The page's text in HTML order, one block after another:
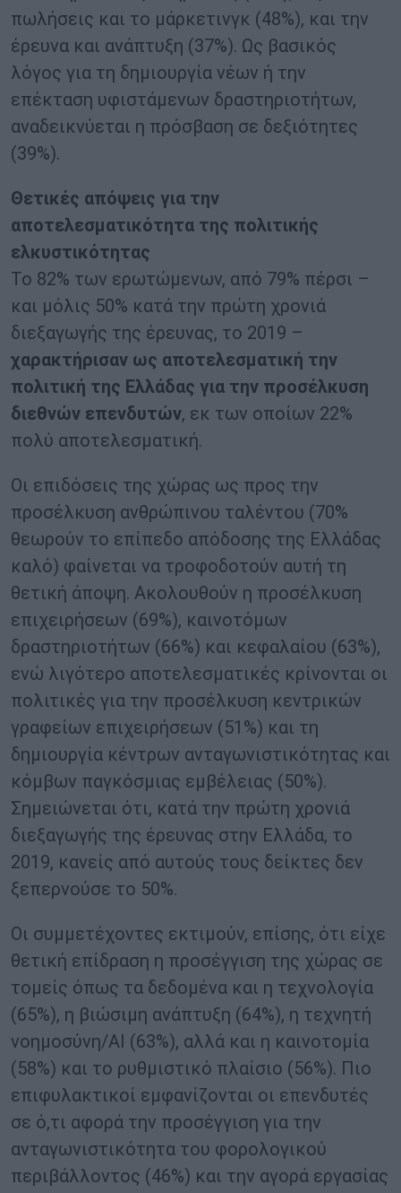
πωλήσεις και το μάρκετινγκ (48%), και την
έρευνα και ανάπτυξη (37%). Ως βασικός
λόγος για τη δημιουργία νέων ή την
επέκταση υφιστάμενων δραστηριοτήτων,
αναδεικνύεται η πρόσβαση σε δεξιότητες
(39%).
Θετικές απόψεις για την
αποτελεσματικότητα της πολιτικής
ελκυστικότητας
Το 82% των ερωτώμενων, από 79% πέρσι –
και μόλις 50% κατά την πρώτη χρονιά
διεξαγωγής της έρευνας, το 2019 –
χαρακτήρισαν ως αποτελεσματική την
πολιτική της Ελλάδας για την προσέλκυση
διεθνών επενδυτών, εκ των οποίων 22%
πολύ αποτελεσματική.
Οι επιδόσεις της χώρας ως προς την
προσέλκυση ανθρώπινου ταλέντου (70%
θεωρούν το επίπεδο απόδοσης της Ελλάδας
καλό) φαίνεται να τροφοδοτούν αυτή τη
θετική άποψη. Ακολουθούν η προσέλκυση
επιχειρήσεων (69%), καινοτόμων
δραστηριοτήτων (66%) και κεφαλαίου (63%),
ενώ λιγότερο αποτελεσματικές κρίνονται οι
πολιτικές για την προσέλκυση κεντρικών
γραφείων επιχειρήσεων (51%) και τη
δημιουργία κέντρων ανταγωνιστικότητας και
κόμβων παγκόσμιας εμβέλειας (50%).
Σημειώνεται ότι, κατά την πρώτη χρονιά
διεξαγωγής της έρευνας στην Ελλάδα, το
2019, κανείς από αυτούς τους δείκτες δεν
ξεπερνούσε το 50%.
Οι συμμετέχοντες εκτιμούν, επίσης, ότι είχε
θετική επίδραση η προσέγγιση της χώρας σε
τομείς όπως τα δεδομένα και η τεχνολογία
(65%), η βιώσιμη ανάπτυξη (64%), η τεχνητή
νοημοσύνη/AI (63%), αλλά και η καινοτομία
(58%) και το ρυθμιστικό πλαίσιο (56%). Πιο
επιφυλακτικοί εμφανίζονται οι επενδυτές
σε ό,τι αφορά την προσέγγιση για την
ανταγωνιστικότητα του φορολογικού
περιβάλλοντος (46%) και την αγορά εργασίας